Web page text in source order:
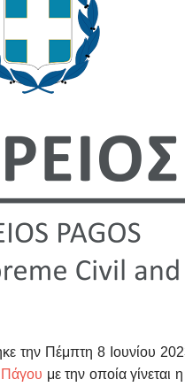
την Πέμπτη 8 Ιουνίου
Πάγου με την οποία